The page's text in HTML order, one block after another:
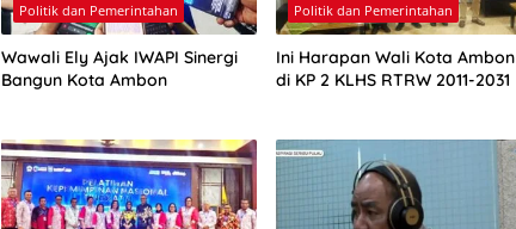
Politik dan Pemerintahan
Wawali Ely Ajak IWAPI Sinergi
Bangun Kota Ambon
Politik dan Pemerintahan
Ini Harapan Wali Kota Ambon
di KP 2 KLHS RTRW 2011-2031